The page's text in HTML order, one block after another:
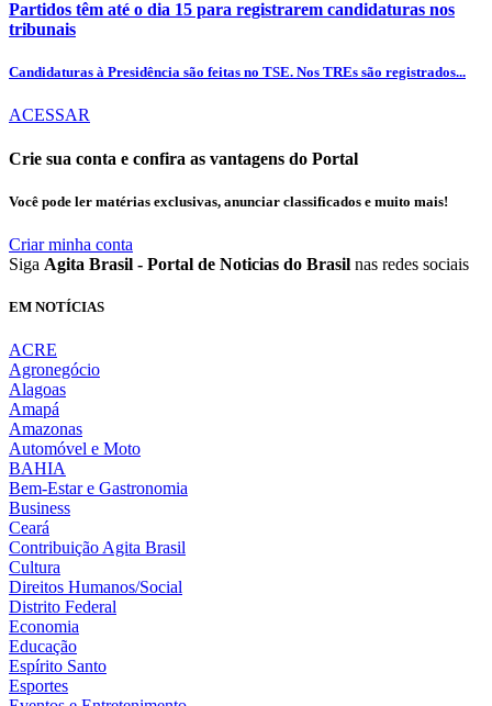
Partidos têm até o dia 15 para registrarem candidaturas nos
tribunais
Candidaturas à Presidência são feitas no TSE. Nos TREs são registrados...
ACESSAR
Crie sua conta e confira as vantagens do Portal
Você pode ler matérias exclusivas, anunciar classificados e muito mais!
Criar minha conta
Siga Agita Brasil - Portal de Noticias do Brasil nas redes sociais
EM NOTÍCIAS
ACRE
Agronegócio
Alagoas
Amapá
Amazonas
Automóvel e Moto
BAHIA
Bem-Estar e Gastronomia
Business
Ceará
Contribuição Agita Brasil
Cultura
Direitos Humanos/Social
Distrito Federal
Economia
Educação
Espírito Santo
Esportes